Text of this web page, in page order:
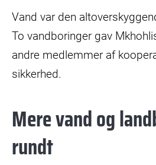
Vand var den
To vandboringer gav
andre medlemmer af
sikkerhed.
Mere vand og
rundt